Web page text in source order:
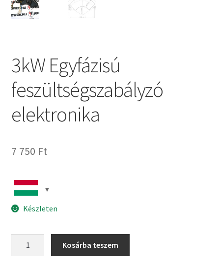
3kW Egyfázisú
feszültségszabályzó
elektronika
7 750 Ft
Készleten
Kosárba teszem